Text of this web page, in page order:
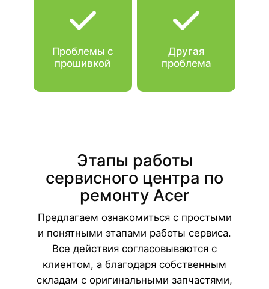
Проблемы с
прошивкой
Другая
проблема
Этапы работы
сервисного центра по
ремонту Acer
Предлагаем ознакомиться с простыми
и понятными этапами работы сервиса.
Все действия согласовываются с
клиентом, а благодаря собственным
складам с оригинальными запчастями,